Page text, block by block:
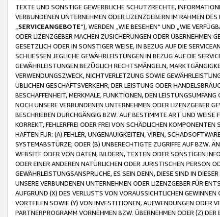
TEXTE UND SONSTIGE GEWERBLICHE SCHUTZRECHTE,
VERBUNDENEN UNTERNEHMEN ODER LIZENZGEBERN IM RAHMEN
SERVICEANGEBOTE“), WERDEN „WIE BESEHEN“ UND „WIE
ODER LIZENZGEBER MACHEN ZUSICHERUNGEN ODER ÜBERNEHMEN
GESETZLICH ODER IN SONSTIGER WEISE, IN BEZUG AUF DIE
SCHLIESSEN JEGLICHE GEWÄHRLEISTUNGEN IN BEZUG AUF DIE
GEWÄHRLEISTUNGEN BEZÜGLICH RECHTSMÄNGELN,
VERWENDUNGSZWECK, NICHTVERLETZUNG SOWIE
ÜBLICHEN GESCHÄFTSVERKEHR, DER LEISTUNG ODER
BESCHAFFENHEIT, MERKMALE, FUNKTIONEN, DEN
NOCH UNSERE VERBUNDENEN UNTERNEHMEN ODER LIZENZGEBER
BESCHRIEBEN DURCHGÄNGIG BZW. AUF BESTIMMTE ART UND
KORREKT, FEHLERFREI ODER FREI VON SCHÄDLICHEN
HAFTEN FÜR: (A) FEHLER, UNGENAUIGKEITEN, VIREN,
SYSTEMABSTÜRZE; ODER (B) UNBERECHTIGTE ZUGRIFFE AUF BZW.
WEBSITE ODER VON DATEN, BILDERN, TEXTEN ODER SONSTIGEN
ODER EINER ANDEREN NATÜRLICHEN ODER JURISTISCHEN PERSON
GEWÄHRLEISTUNGSANSPRÜCHE, ES SEIN DENN, DIESE SIND IN
UNSERE VERBUNDENEN UNTERNEHMEN ODER LIZENZGEBER FÜR
AUFGRUND (X) DES VERLUSTS VON VORAUSSICHTLICHEN
VORTEILEN SOWIE (Y) VON INVESTITIONEN, AUFWENDUNGEN ODER
PARTNERPROGRAMM VORNEHMEN BZW. ÜBERNEHMEN ODER (Z)